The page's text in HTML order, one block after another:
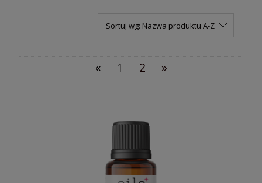
Sortuj wg: Nazwa produktu A-Z
« 1 2 »